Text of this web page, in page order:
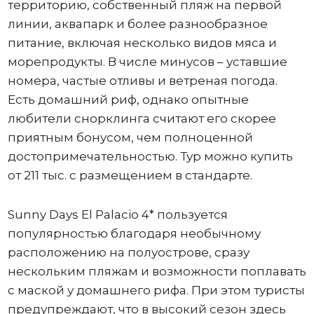
территорию, собственный пляж на первой
линии, аквапарк и более разнообразное
питание, включая несколько видов мяса и
морепродукты. В числе минусов – уставшие
номера, частые отливы и ветреная погода.
Есть домашний риф, однако опытные
любители снорклинга считают его скорее
приятным бонусом, чем полноценной
достопримечательностью. Тур можно купить
от 211 тыс. с размещением в стандарте.
Sunny Days El Palacio 4* пользуется
популярностью благодаря необычному
расположению на полуострове, сразу
нескольким пляжам и возможности поплавать
с маской у домашнего рифа. При этом туристы
предупреждают, что в высокий сезон здесь